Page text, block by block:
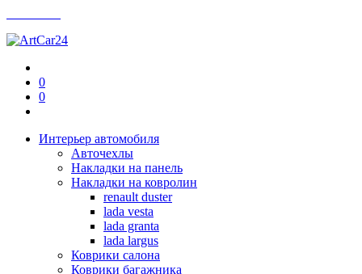
0
0
Интерьер автомобиля
Авточехлы
Накладки на панель
Накладки на ковролин
renault duster
lada vesta
lada granta
lada largus
Коврики салона
Коврики багажника